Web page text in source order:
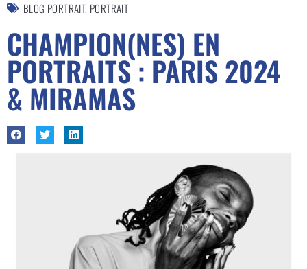
BLOG PORTRAIT, PORTRAIT
CHAMPION(NES) EN
PORTRAITS : PARIS 2024
& MIRAMAS